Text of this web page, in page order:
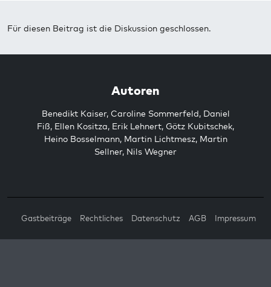
Für diesen Beitrag ist die Diskussion geschlossen.
Autoren
Benedikt Kaiser, Caroline Sommerfeld, Daniel
Fiß, Ellen Kositza, Erik Lehnert, Götz Kubitschek,
Heino Bosselmann, Martin Lichtmesz, Martin
Sellner, Nils Wegner
Gastbeiträge Rechtliches Datenschutz AGB Impressum